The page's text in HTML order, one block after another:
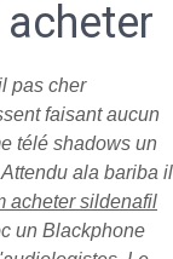
pas cher
faisant aucun
télé shadows un
ala bariba il
acheter sildenafil
un Blackphone